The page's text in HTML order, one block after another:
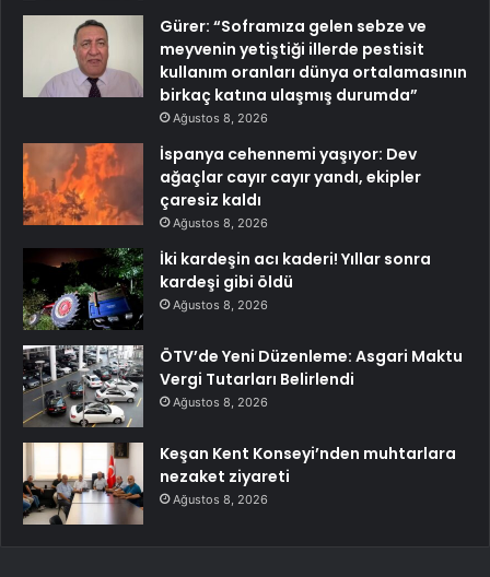
Gürer: “Soframıza gelen sebze ve
meyvenin yetiştiği illerde pestisit
kullanım oranları dünya ortalamasının
birkaç katına ulaşmış durumda”
Ağustos 8, 2026
İspanya cehennemi yaşıyor: Dev
ağaçlar cayır cayır yandı, ekipler
çaresiz kaldı
Ağustos 8, 2026
İki kardeşin acı kaderi! Yıllar sonra
kardeşi gibi öldü
Ağustos 8, 2026
ÖTV’de Yeni Düzenleme: Asgari Maktu
Vergi Tutarları Belirlendi
Ağustos 8, 2026
Keşan Kent Konseyi’nden muhtarlara
nezaket ziyareti
Ağustos 8, 2026